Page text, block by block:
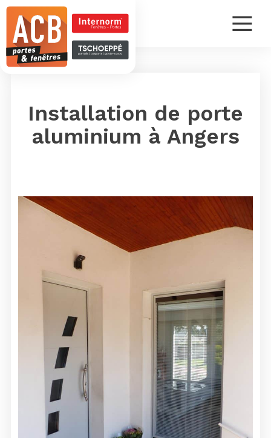
Installation de porte
aluminium à Angers